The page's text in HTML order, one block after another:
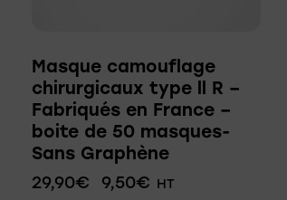
Masque camouflage
chirurgicaux type ll R –
Fabriqués en France –
boite de 50 masques-
Sans Graphène
29,90€ 9,50€ HT